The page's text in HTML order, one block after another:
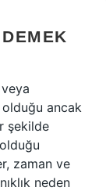
ancak
şekilde
zaman ve
neden